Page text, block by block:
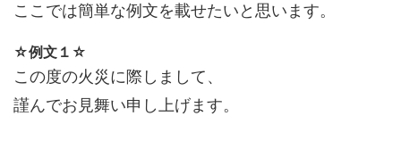
ここでは簡単な例文を載せたいと思います。
☆例文１☆
この度の火災に際しまして、
謹んでお見舞い申し上げます。